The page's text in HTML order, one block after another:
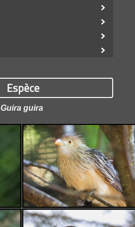
Espèce
Guira guira